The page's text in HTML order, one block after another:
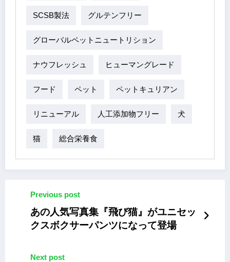
SCSB製法 グルテンフリー
グローバルペットニュートリション
ナウフレッシュ ヒューマングレード
フード ペット ペットキュリアン
リニューアル 人工添加物フリー 犬
猫 総合栄養食
Previous post
あの人気写真集『飛び猫』がユニセッ
クスボクサーパンツになって登場
Next post